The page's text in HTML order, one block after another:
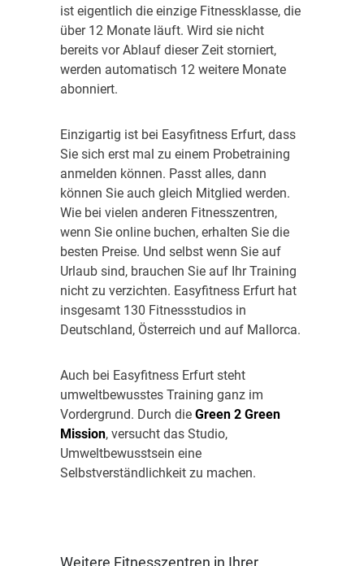
ist eigentlich die einzige Fitnessklasse, die
über 12 Monate läuft. Wird sie nicht
bereits vor Ablauf dieser Zeit storniert,
werden automatisch 12 weitere Monate
abonniert.
Einzigartig ist bei Easyfitness Erfurt, dass
Sie sich erst mal zu einem Probetraining
anmelden können. Passt alles, dann
können Sie auch gleich Mitglied werden.
Wie bei vielen anderen Fitnesszentren,
wenn Sie online buchen, erhalten Sie die
besten Preise. Und selbst wenn Sie auf
Urlaub sind, brauchen Sie auf Ihr Training
nicht zu verzichten. Easyfitness Erfurt hat
insgesamt 130 Fitnessstudios in
Deutschland, Österreich und auf Mallorca.
Auch bei Easyfitness Erfurt steht
umweltbewusstes Training ganz im
Vordergrund. Durch die Green 2 Green
Mission, versucht das Studio,
Umweltbewusstsein eine
Selbstverständlichkeit zu machen.
Weitere Fitnesszentren in Ihrer